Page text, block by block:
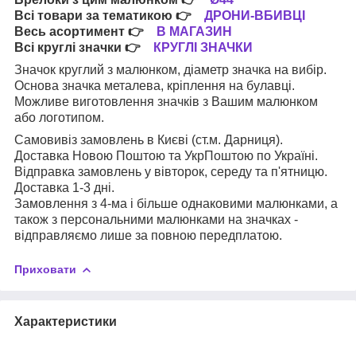
Всі товари за тематикою 👉 ДРОНИ-ВБИВЦІ
Весь асортимент 👉
В МАГАЗИН
Всі круглі значки 👉
КРУГЛІ ЗНАЧКИ
Значок круглий з малюнком, діаметр значка на вибір.
Основа значка металева, кріплення на булавці.
Можливе виготовлення значків з Вашим малюнком
або логотипом.
Самовивіз замовлень в Києві (ст.м. Дарниця).
Доставка Новою Поштою та УкрПоштою по Україні.
Відправка замовлень у вівторок, середу та п'ятницю.
Доставка 1-3 дні.
Замовлення з 4-ма і більше однаковими малюнками, а
також з персональними малюнками на значках -
відправляємо лише за повною передплатою.
Приховати
Характеристики